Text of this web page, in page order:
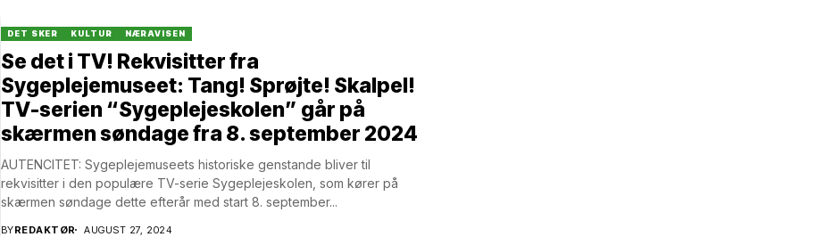
DET SKER KULTUR NÆRAVISEN
Se det i TV! Rekvisitter fra
Sygeplejemuseet: Tang! Sprøjte! Skalpel!
TV-serien “Sygeplejeskolen” går på
skærmen søndage fra 8. september 2024
AUTENCITET: Sygeplejemuseets historiske genstande bliver til
rekvisitter i den populære TV-serie Sygeplejeskolen, som kører på
skærmen søndage dette efterår med start 8. september...
BYREDAKTØR AUGUST 27, 2024